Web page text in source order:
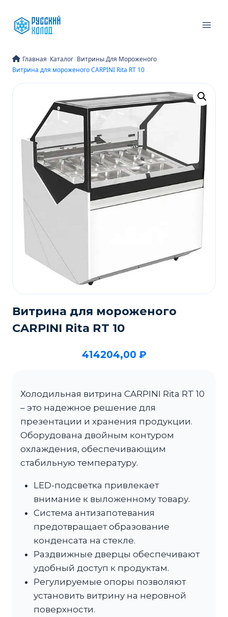
содержимому
Главная/Каталог/Витрины Для Мороженого/
Витрина для мороженого CARPINI Rita RT 10
Витрина для мороженого
CARPINI Rita RT 10
414204,00 ₽
Холодильная витрина CARPINI Rita RT 10
– это надежное решение для
презентации и хранения продукции.
Оборудована двойным контуром
охлаждения, обеспечивающим
стабильную температуру.
LED-подсветка привлекает
внимание к выложенному товару.
Система антизапотевания
предотвращает образование
конденсата на стекле.
Раздвижные дверцы обеспечивают
удобный доступ к продуктам.
Регулируемые опоры позволяют
установить витрину на неровной
поверхности.